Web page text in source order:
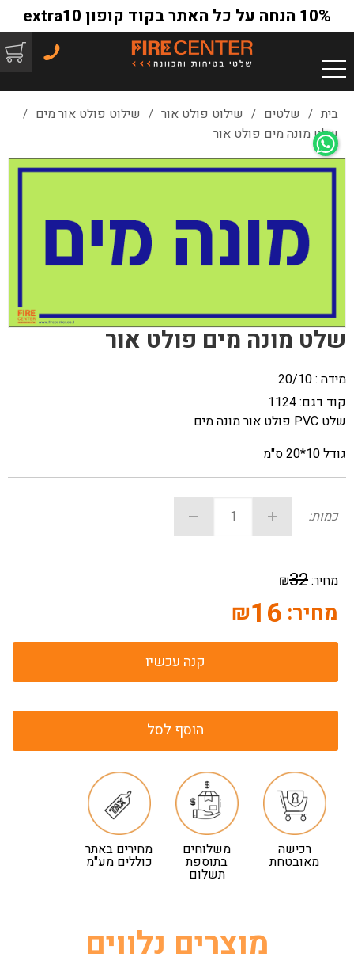
10% הנחה על כל האתר בקוד קופון extra10
בית / שלטים / שילוט פולט אור / שילוט פולט אור מים /
שלט מונה מים פולט אור
שלט מונה מים פולט אור
מידה : 20/10
קוד דגם:1124
שלט PVC פולט אור מונה מים
גודל 10*20 ס"מ
כמות:
מחיר:32
₪
מחיר: 16
₪
קנה עכשיו
הוסף לסל
רכישה
מאובטחת
משלוחים
בתוספת
תשלום
מחירים באתר
כוללים מע"מ
מוצרים נלווים